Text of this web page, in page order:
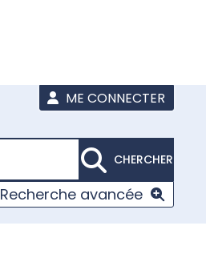
ME CONNECTER
CHERCHER
Recherche avancée